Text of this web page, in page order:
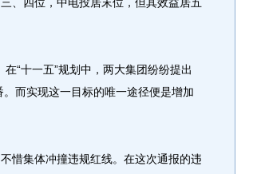
“十一五”规划中，两大集团纷纷提出
而实现这一目标的唯一途径便是增加
集体冲撞违规红线。在这次通报的违